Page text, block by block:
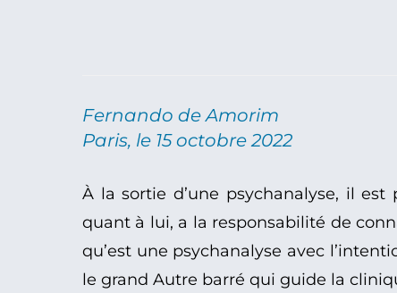
Fernando de Amorim
Paris, le 15 octobre 2022
À la sortie d’une psychanalyse, il
quant à lui, a la responsabilité de
qu’est une psychanalyse avec
le grand Autre barré qui guide la